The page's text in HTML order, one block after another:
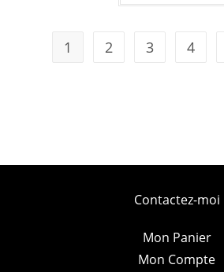
1 2 3 4
Contactez-moi
Mon Panier
Mon Compte